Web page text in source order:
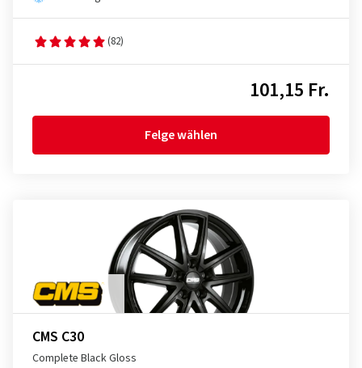
(82)
101,15 Fr.
Felge wählen
CMS C30
Complete Black Gloss